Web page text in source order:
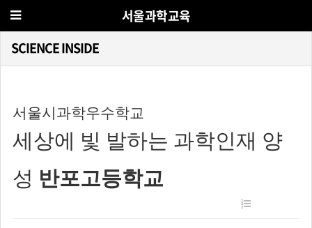
서울과학교육
SCIENCE INSIDE
서울시과학우수학교
세상에 빛 발하는 과학인재 양
성 반포고등학교